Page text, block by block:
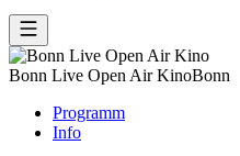
Bonn Live Open Air KinoBonn
Programm
Info